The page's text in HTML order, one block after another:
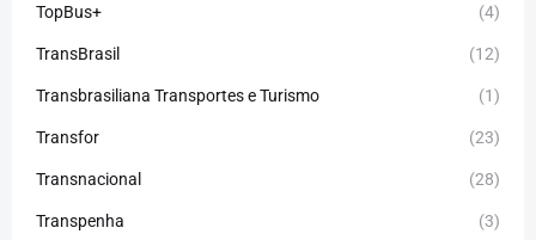
TopBus+ (4)
TransBrasil (12)
Transbrasiliana Transportes e Turismo (1)
Transfor (23)
Transnacional (28)
Transpenha (3)